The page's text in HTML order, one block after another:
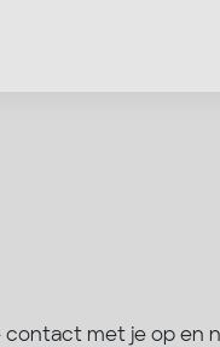
contact met je op en